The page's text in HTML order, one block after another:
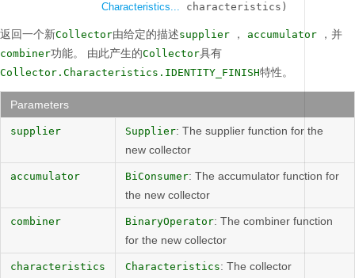
Characteristics... characteristics)
返回一个新Collector由给定的描述supplier ， accumulator ，并
combiner功能。 由此产生的Collector具有
Collector.Characteristics.IDENTITY_FINISH特性。
Parameters
supplier Supplier: The supplier function for the
new collector
accumulator BiConsumer: The accumulator function for
the new collector
combiner BinaryOperator: The combiner function
for the new collector
characteristics Characteristics: The collector